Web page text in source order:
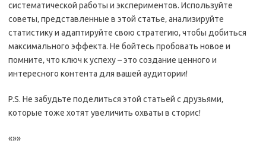
систематической работы и экспериментов. Используйте
советы‚ представленные в этой статье‚ анализируйте
статистику и адаптируйте свою стратегию‚ чтобы добиться
максимального эффекта. Не бойтесь пробовать новое и
помните‚ что ключ к успеху – это создание ценного и
интересного контента для вашей аудитории!
P.S. Не забудьте поделиться этой статьей с друзьями‚
которые тоже хотят увеличить охваты в сторис!
«»»